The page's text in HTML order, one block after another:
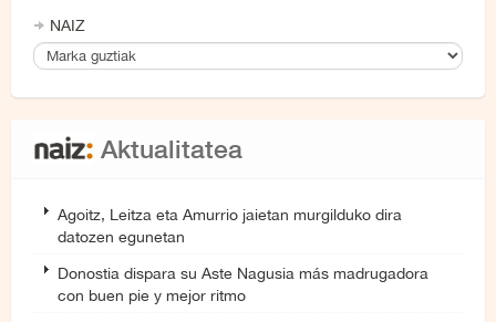
NAIZ
Aktualitatea
Agoitz, Leitza eta Amurrio jaietan murgilduko dira
datozen egunetan
Donostia dispara su Aste Nagusia más madrugadora
con buen pie y mejor ritmo